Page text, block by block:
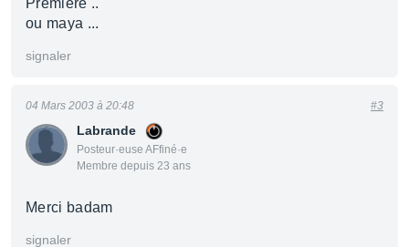
Premiere ..
ou maya ...
signaler
Labrande
Posteur·euse AFfiné·e
Membre depuis 23 ans
04 Mars 2003 à 20:48 #3
Merci badam
signaler